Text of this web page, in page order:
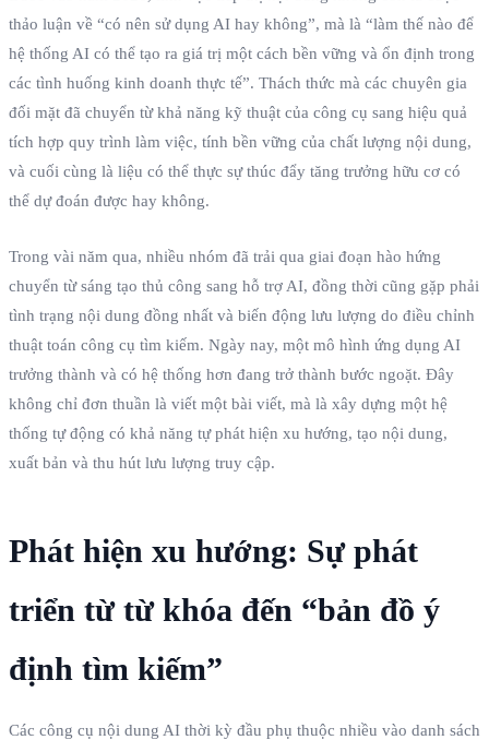
thảo luận về “có nên sử dụng AI hay không”, mà là “làm thế nào để
hệ thống AI có thể tạo ra giá trị một cách bền vững và ổn định trong
các tình huống kinh doanh thực tế”. Thách thức mà các chuyên gia
đối mặt đã chuyển từ khả năng kỹ thuật của công cụ sang hiệu quả
tích hợp quy trình làm việc, tính bền vững của chất lượng nội dung,
và cuối cùng là liệu có thể thực sự thúc đẩy tăng trưởng hữu cơ có
thể dự đoán được hay không.
Trong vài năm qua, nhiều nhóm đã trải qua giai đoạn hào hứng
chuyển từ sáng tạo thủ công sang hỗ trợ AI, đồng thời cũng gặp phải
tình trạng nội dung đồng nhất và biến động lưu lượng do điều chỉnh
thuật toán công cụ tìm kiếm. Ngày nay, một mô hình ứng dụng AI
trưởng thành và có hệ thống hơn đang trở thành bước ngoặt. Đây
không chỉ đơn thuần là viết một bài viết, mà là xây dựng một hệ
thống tự động có khả năng tự phát hiện xu hướng, tạo nội dung,
xuất bản và thu hút lưu lượng truy cập.
Phát hiện xu hướng: Sự phát
triển từ từ khóa đến “bản đồ ý
định tìm kiếm”
Các công cụ nội dung AI thời kỳ đầu phụ thuộc nhiều vào danh sách